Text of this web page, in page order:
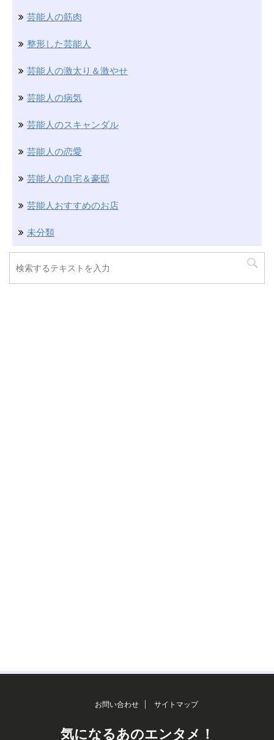
芸能人の筋肉
整形した芸能人
芸能人の激太り＆激やせ
芸能人の病気
芸能人のスキャンダル
芸能人の恋愛
芸能人の自宅＆豪邸
芸能人おすすめのお店
未分類
お問い合わせ サイトマップ
気になるあのエンタメ！